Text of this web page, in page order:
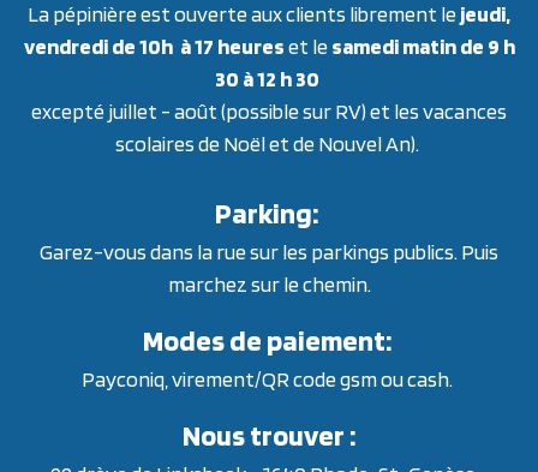
La pépinière est ouverte aux clients librement lejeudi,
vendredi de 10h à 17 heureset lesamedi matin de 9 h
30 à 12 h 30
excepté juillet - août (possible sur RV) et les vacances
scolaires de Noël et de Nouvel An).
Parking:
Garez-vous dans la rue sur les parkings publics. Puis
marchez sur le chemin.
Modes de paiement:
Payconiq, virement/QR code gsm ou cash.
Nous trouver :